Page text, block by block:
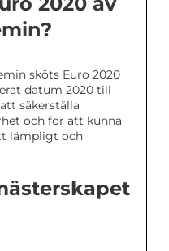
sköts Euro 2020
datum 2020 till
säkerställa
och för att kunna
lämpligt och